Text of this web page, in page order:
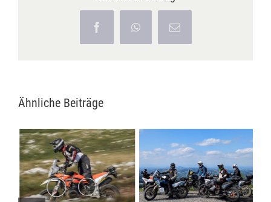
FacebookWhatsApp
E-
Mail
Ähnliche Beiträge